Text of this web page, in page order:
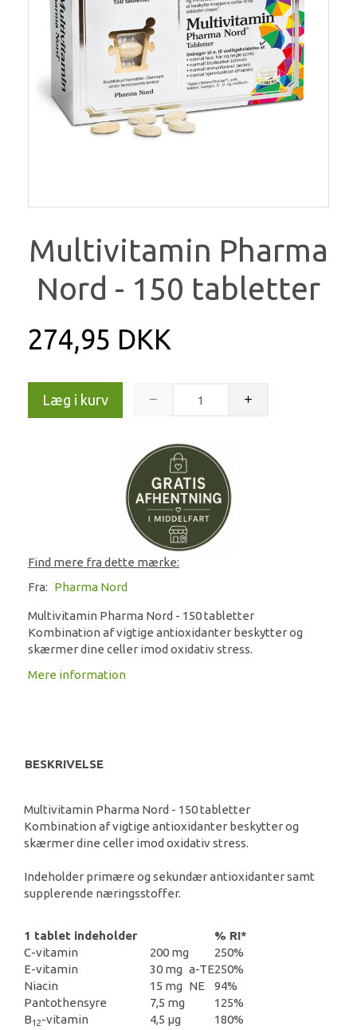
Multivitamin Pharma
Nord - 150 tabletter
274,95 DKK
Læg i kurv
Find mere fra dette mærke:
Fra: Pharma Nord
Multivitamin Pharma Nord - 150 tabletter
Kombination af vigtige antioxidanter beskytter og
skærmer dine celler imod oxidativ stress.
Mere information
BESKRIVELSE
Multivitamin Pharma Nord - 150 tabletter
Kombination af vigtige antioxidanter beskytter og
skærmer dine celler imod oxidativ stress.
Indeholder primære og sekundær antioxidanter samt
supplerende næringsstoffer.
1 tablet indeholder
% RI*
C-vitamin
200 mg
250%
E-vitamin
30 mg a-TE250%
Niacin
15 mg NE
94%
Pantothensyre
7,5 mg
125%
B12-vitamin 4,5 µg
180%